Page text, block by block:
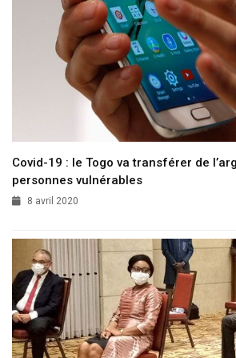
Covid-19 : le Togo va transférer de
personnes vulnérables
8 avril 2020